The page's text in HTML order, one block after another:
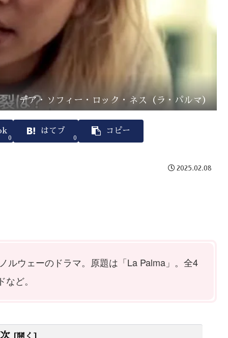
デア・ソフィー・ロック・ネス（ラ・パルマ）
0
はてブ
0
コピー
2025.02.08
ルウェーのドラマ。原題は「La Palma」。全4
ど。